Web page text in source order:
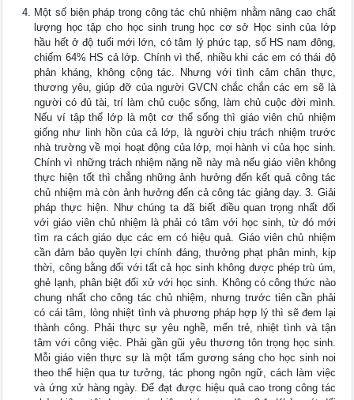
Một số biện pháp trong công tác chủ nhiệm nhằm nâng cao chất
lượng học tập cho học sinh trung học cơ sở Học sinh của lớp
hầu hết ở độ tuổi mới lớn, có tâm lý phức tạp, số HS nam đông,
chiếm 64% HS cả lớp. Chính vì thế, nhiều khi các em có thái độ
phản kháng, không cộng tác. Nhưng với tình cảm chân thực,
thương yêu, giúp đỡ của người GVCN chắc chắn các em sẽ là
người có đủ tài, trí làm chủ cuộc sống, làm chủ cuộc đời mình.
Nếu ví tập thể lớp là một cơ thể sống thì giáo viên chủ nhiệm
giống như linh hồn của cả lớp, là người chịu trách nhiệm trước
nhà trường về mọi hoạt động của lớp, mọi hành vi của học sinh.
Chính vì những trách nhiệm nặng nề này mà nếu giáo viên không
thực hiện tốt thì chẳng những ảnh hưởng đến kết quả công tác
chủ nhiệm mà còn ảnh hưởng đến cả công tác giảng dạy. 3. Giải
pháp thực hiện. Như chúng ta đã biết điều quan trọng nhất đối
với giáo viên chủ nhiệm là phải có tâm với học sinh, từ đó mới
tìm ra cách giáo dục các em có hiệu quả. Giáo viên chủ nhiệm
cần đảm bảo quyền lợi chính đáng, thưởng phạt phân minh, kịp
thời, công bằng đối với tất cả học sinh không được phép trù úm,
ghẻ lạnh, phân biệt đối xử với học sinh. Không có công thức nào
chung nhất cho công tác chủ nhiệm, nhưng trước tiên cần phải
có cái tâm, lòng nhiệt tình và phương pháp hợp lý thì sẽ đem lại
thành công. Phải thực sự yêu nghề, mến trẻ, nhiệt tình và tận
tâm với công việc. Phải gần gũi yêu thương tôn trọng học sinh.
Mỗi giáo viên thực sự là một tấm gương sáng cho học sinh noi
theo thể hiện qua tư tưởng, tác phong ngôn ngữ, cách làm việc
và ứng xử hàng ngày. Để đạt được hiệu quả cao trong công tác